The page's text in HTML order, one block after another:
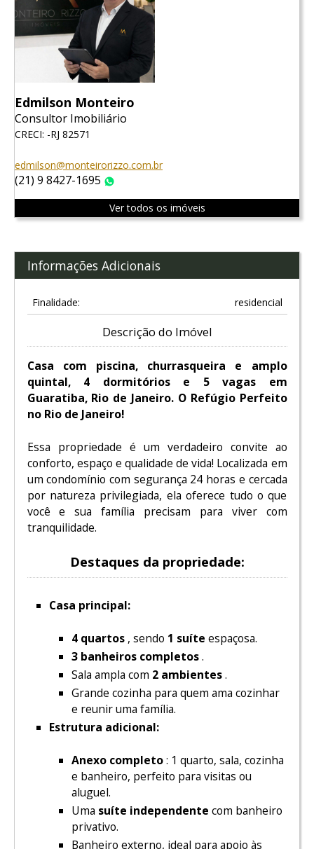
Edmilson Monteiro
Consultor Imobiliário
CRECI: -RJ 82571
edmilson@monteirorizzo.com.br
(21) 9 8427-1695
Ver todos os imóveis
Informações Adicionais
Finalidade: residencial
Descrição do Imóvel
Casa com piscina, churrasqueira e amplo
quintal, 4 dormitórios e 5 vagas em
Guaratiba, Rio de Janeiro. O Refúgio Perfeito
no Rio de Janeiro!
Essa propriedade é um verdadeiro convite ao
conforto, espaço e qualidade de vida! Localizada em
um condomínio com segurança 24 horas e cercada
por natureza privilegiada, ela oferece tudo o que
você e sua família precisam para viver com
tranquilidade.
Destaques da propriedade:
Casa principal:
4 quartos, sendo 1 suíte espaçosa.
3 banheiros completos.
Sala ampla com 2 ambientes.
Grande cozinha para quem ama cozinhar
e reunir uma família.
Estrutura adicional:
Anexo completo: 1 quarto, sala, cozinha
e banheiro, perfeito para visitas ou
aluguel.
Uma suíte independente com banheiro
privativo.
Banheiro externo, ideal para apoio às